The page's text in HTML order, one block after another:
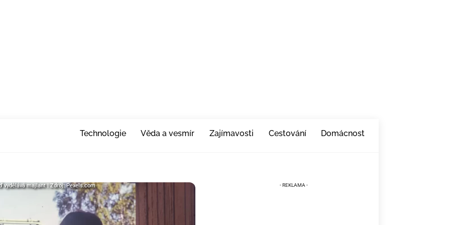
Technologie Věda a vesmír Zajímavosti Cestování Domácnost
vydělává majlant | Zdroj: Pexels.com
vydělává majlant | Zdroj: Pexels.com